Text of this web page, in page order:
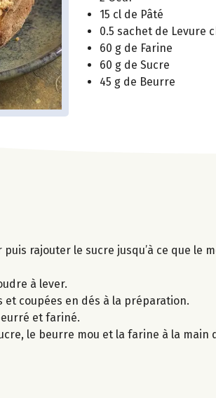
15 cl de Pâté
0.5 sachet de Levure
60 g de Farine
60 g de Sucre
45 g de Beurre
rajouter le sucre jusqu’à ce que le
à lever.
et coupées en dés à la préparation.
et fariné.
le beurre mou et la farine à la